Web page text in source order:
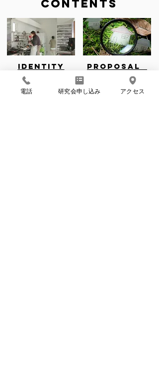
壁を壊して民泊施設に！
CONTENTS
IDENTITY
Proposal
電話 研究会申し込み アクセス